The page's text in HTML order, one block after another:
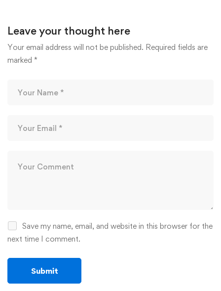
Leave your thought here
Your email address will not be published. Required fields are
marked *
Save my name, email, and website in this browser for the
next time I comment.